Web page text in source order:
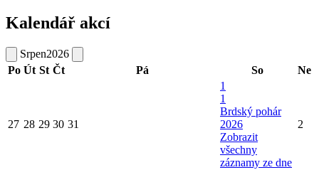
Kalendář akcí
Srpen2026
Po Út St Čt Pá So Ne
27 28 29 30 31
1
1
Brdský pohár
2026
Zobrazit
všechny
záznamy ze dne
2